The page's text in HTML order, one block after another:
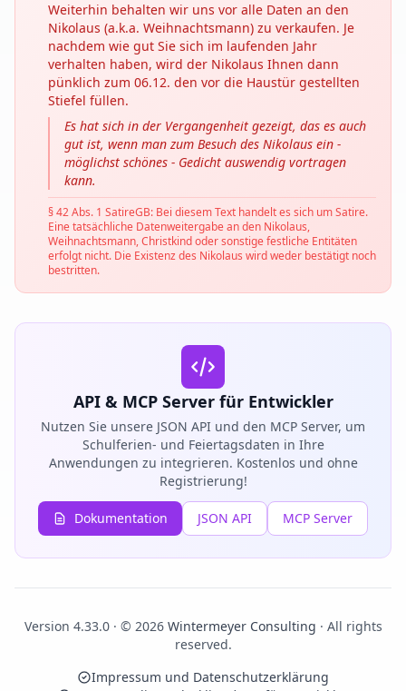
Weiterhin behalten wir uns vor alle Daten an den
Nikolaus (a.k.a. Weihnachtsmann) zu verkaufen. Je
nachdem wie gut Sie sich im laufenden Jahr
verhalten haben, wird der Nikolaus Ihnen dann
pünklich zum 06.12. den vor die Haustür gestellten
Stiefel füllen.
Es hat sich in der Vergangenheit gezeigt, das es auch
gut ist, wenn man zum Besuch des Nikolaus ein -
möglichst schönes - Gedicht auswendig vortragen
kann.
§ 42 Abs. 1 SatireGB: Bei diesem Text handelt es sich um Satire.
Eine tatsächliche Datenweitergabe an den Nikolaus,
Weihnachtsmann, Christkind oder sonstige festliche Entitäten
erfolgt nicht. Die Existenz des Nikolaus wird weder bestätigt noch
bestritten.
API & MCP Server für Entwickler
Nutzen Sie unsere JSON API und den MCP Server, um
Schulferien- und Feiertagsdaten in Ihre
Anwendungen zu integrieren. Kostenlos und ohne
Registrierung!
Dokumentation JSON API MCP Server
Version 4.33.0 · © 2026 Wintermeyer Consulting · All rights
reserved.
Impressum und Datenschutzerklärung